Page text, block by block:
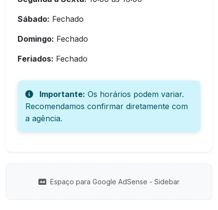
Sábado: Fechado
Domingo: Fechado
Feriados: Fechado
Importante: Os horários podem variar.
Recomendamos confirmar diretamente com
a agência.
Espaço para Google AdSense - Sidebar